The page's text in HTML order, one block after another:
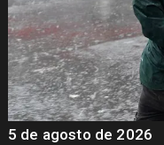
5 de agosto de 2026